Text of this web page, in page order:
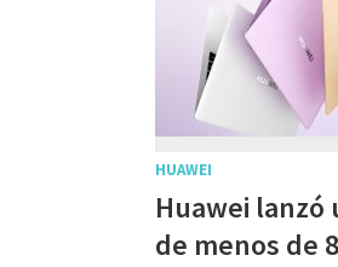
HUAWEI
Huawei
de menos de